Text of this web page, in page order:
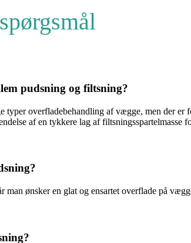
pudsning og filtsning?
typer overfladebehandling af vægge, men der
af en tykkere lag af filtsningsspartelmasse
man ønsker en glat og ensartet overflade på